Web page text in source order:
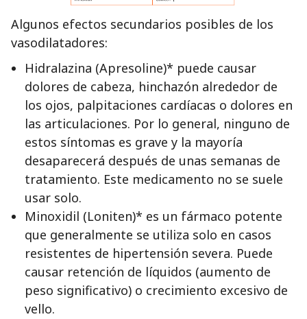
Algunos efectos secundarios posibles de los
vasodilatadores:
Hidralazina (Apresoline)* puede causar
dolores de cabeza, hinchazón alrededor de
los ojos, palpitaciones cardíacas o dolores en
las articulaciones. Por lo general, ninguno de
estos síntomas es grave y la mayoría
desaparecerá después de unas semanas de
tratamiento. Este medicamento no se suele
usar solo.
Minoxidil (Loniten)* es un fármaco potente
que generalmente se utiliza solo en casos
resistentes de hipertensión severa. Puede
causar retención de líquidos (aumento de
peso significativo) o crecimiento excesivo de
vello.